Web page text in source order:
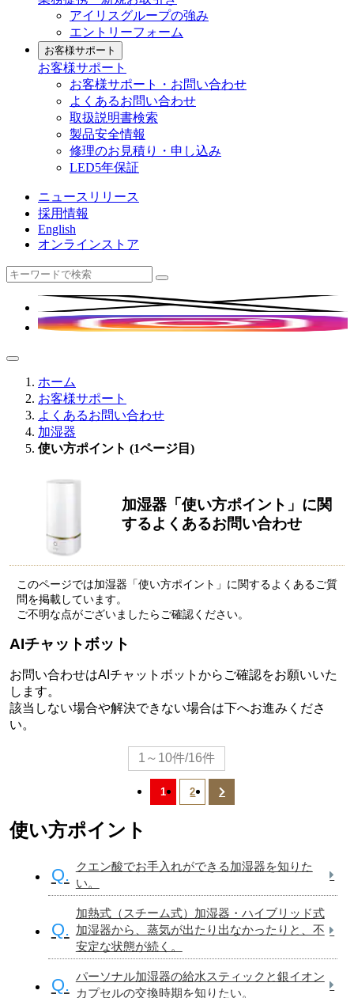
アイリスグループの強み
エントリーフォーム
お客様サポート
お客様サポート
お客様サポート・お問い合わせ
よくあるお問い合わせ
取扱説明書検索
製品安全情報
修理のお見積り・申し込み
LED5年保証
ニュースリリース
採用情報
English
オンラインストア
ホーム
お客様サポート
よくあるお問い合わせ
加湿器
使い方ポイント (1ページ目)
加湿器「使い方ポイント」に関
するよくあるお問い合わせ
このページでは加湿器「使い方ポイント」に関するよくあるご質
問を掲載しています。
ご不明な点がございましたらご確認ください。
AIチャットボット
お問い合わせはAIチャットボットからご確認をお願いいた
します。
該当しない場合や解決できない場合は下へお進みくださ
い。
1～10件/16件
1 2
使い方ポイント
Q.
クエン酸でお手入れができる加湿器を知りた
い。
Q.
加熱式（スチーム式）加湿器・ハイブリッド式
加湿器から、蒸気が出たり出なかったりと、不
安定な状態が続く。
Q. パーソナル加湿器の給水スティックと銀イオン
カプセルの交換時期を知りたい。